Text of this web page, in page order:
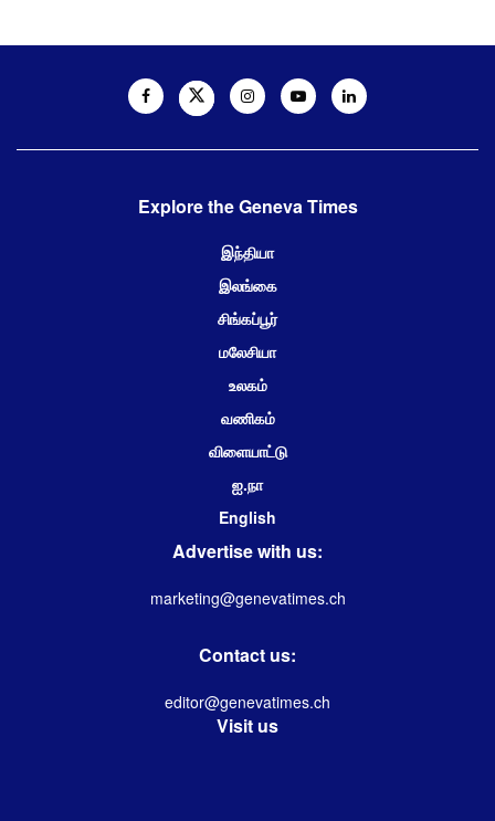
Explore the Geneva Times
இந்தியா
இலங்கை
சிங்கப்பூர்
மலேசியா
உலகம்
வணிகம்
விளையாட்டு
ஐ.நா
English
Advertise with us:
marketing@genevatimes.ch
Contact us:
editor@genevatimes.ch
Visit us